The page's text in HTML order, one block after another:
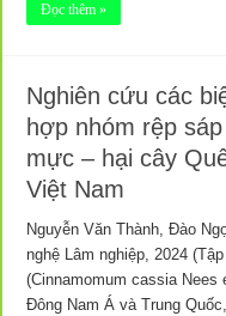
Đọc thêm »
Nghiên cứu các
hợp nhóm rệp
mực – hại cây
Việt Nam
Nguyễn Văn Thành, Đào
nghệ Lâm nghiệp, 2024
(Cinnamomum cassia
Đông Nam Á và Trung